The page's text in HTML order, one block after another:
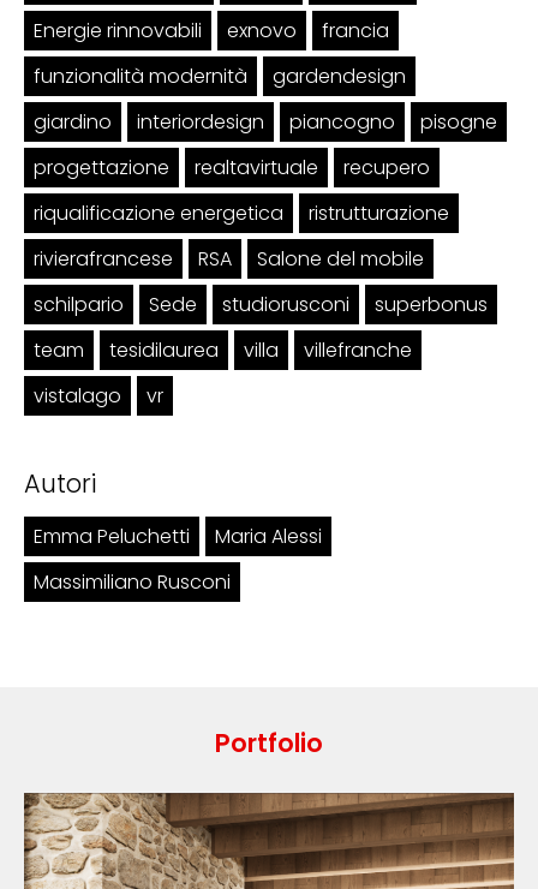
Energie rinnovabili
exnovo
francia
funzionalità modernità
gardendesign
giardino
interiordesign piancogno
pisogne
progettazione
realtavirtuale
recupero
riqualificazione energetica
ristrutturazione
rivierafrancese
RSA
Salone del mobile
schilpario
Sede studiorusconi
superbonus
team
tesidilaurea villa
villefranche
vistalago
vr
Autori
Emma Peluchetti
Maria Alessi
Massimiliano Rusconi
Portfolio